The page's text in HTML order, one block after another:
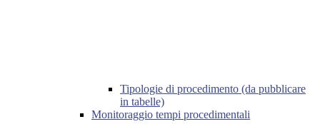
Tipologie di procedimento (da pubblicare
in tabelle)
Monitoraggio tempi procedimentali